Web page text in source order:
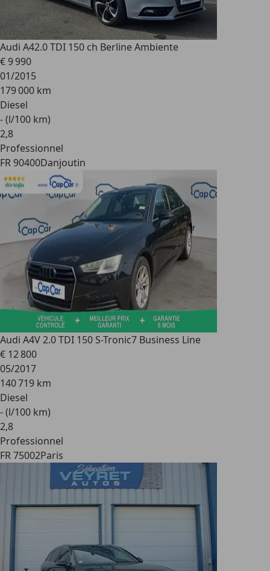
Audi A42.0 TDI 150 ch Berline Ambiente
€ 9 990
01/2015
179 000 km
Diesel
- (l/100 km)
2,8
Professionnel
FR 90400Danjoutin
Audi A4V 2.0 TDI 150 S-Tronic7 Business Line
€ 12 800
05/2017
140 719 km
Diesel
- (l/100 km)
2,8
Professionnel
FR 75002Paris